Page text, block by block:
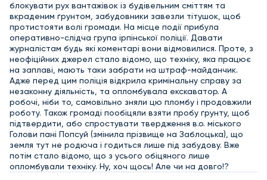
блокувати рух вантажівок із будівельним сміттям та
вкраденим ґрунтом, забудовники завезли тітушок, щоб
протистояти волі громади. На місце події прибула
оперативно-слідча група ірпінської поліції. Давати
журналістам будь які коментарі вони відмовилися. Проте, з
неофіційних джерел стало відомо, що техніку, яка працює
на заплаві, мають таки забрати на штраф-майданчик.
Адже перед цим поліція відкрила кримінальну справу за
незаконну діяльність, та опломбувала екскаватор. А
робочі, ніби то, самовільно зняли цю пломбу і продовжили
роботу. Також громаді пообіцяли взяти пробу ґрунту, щоб
підтвердити, або спростувати твердження в.о. міського
Голови пані Попсуй (змінила прізвище на Заблоцька), що
земля тут не родюча і годиться лише під забудову. Вже
потім стало відомо, що з усього обіцяного лише
опломбували техніку. Ну, хоч щось! Але чи на довго!?